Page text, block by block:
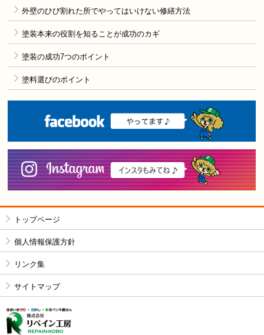
外壁のひび割れた所でやってはいけない修繕方法
塗装本来の役割を知ることが成功のカギ
塗装の成功7つのポイント
塗料選びのポイント
トップページ
個人情報保護方針
リンク集
サイトマップ
株式会社リペイン工房